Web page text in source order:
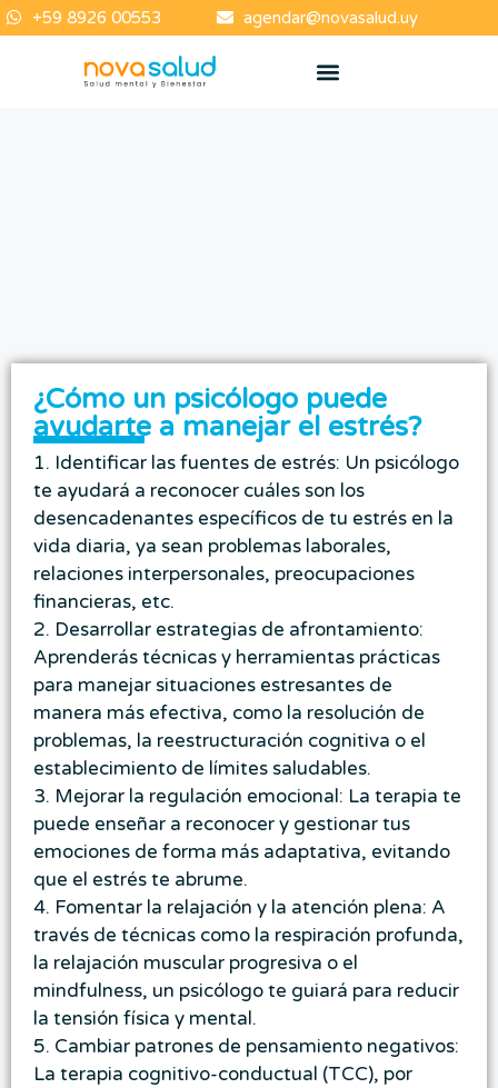
+59 8926 00553 agendar@novasalud.uy
¿Cómo un psicólogo puede
ayudarte a manejar el estrés?
1. Identificar las fuentes de estrés: Un psicólogo
te ayudará a reconocer cuáles son los
desencadenantes específicos de tu estrés en la
vida diaria, ya sean problemas laborales,
relaciones interpersonales, preocupaciones
financieras, etc.
2. Desarrollar estrategias de afrontamiento:
Aprenderás técnicas y herramientas prácticas
para manejar situaciones estresantes de
manera más efectiva, como la resolución de
problemas, la reestructuración cognitiva o el
establecimiento de límites saludables.
3. Mejorar la regulación emocional: La terapia te
puede enseñar a reconocer y gestionar tus
emociones de forma más adaptativa, evitando
que el estrés te abrume.
4. Fomentar la relajación y la atención plena: A
través de técnicas como la respiración profunda,
la relajación muscular progresiva o el
mindfulness, un psicólogo te guiará para reducir
la tensión física y mental.
5. Cambiar patrones de pensamiento negativos:
La terapia cognitivo-conductual (TCC), por